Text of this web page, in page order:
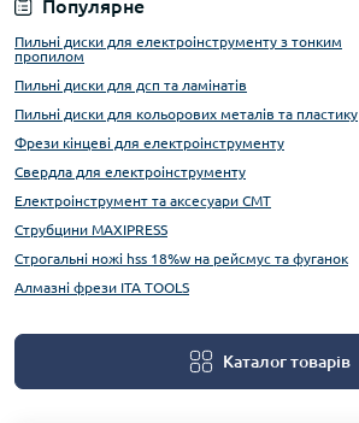
Популярне
Пильні диски для електроінструменту з тонким
пропилом
Пильні диски для дсп та ламінатів
Пильні диски для кольорових металів та пластику
Фрези кінцеві для електроінструменту
Свердла для електроінструменту
Електроінструмент та аксесуари CMT
Струбцини MAXIPRESS
Строгальні ножі hss 18%w на рейсмус та фуганок
Алмазні фрези ITA TOOLS
Каталог товарів